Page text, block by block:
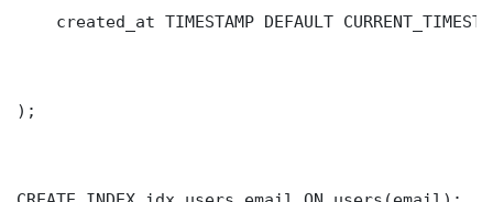
created_at TIMESTAMP DEFAULT
);